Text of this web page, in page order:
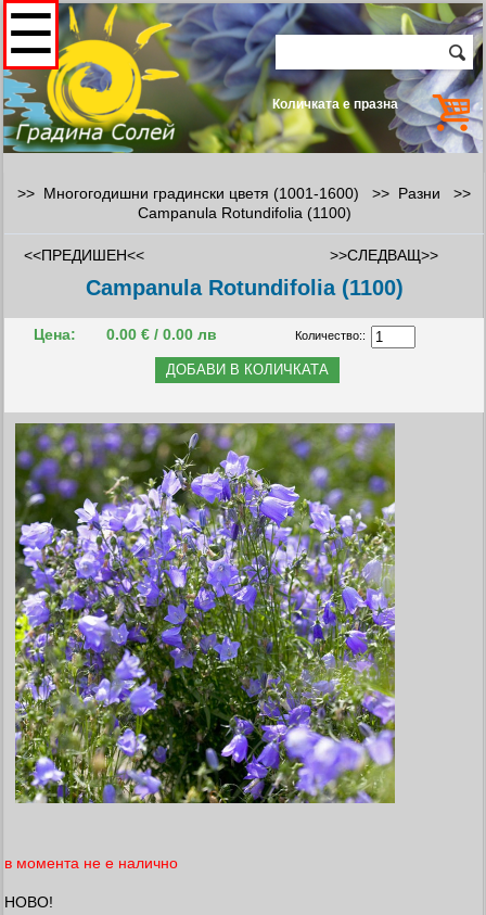
Количката е празна
☰
>> Многогодишни градински цветя (1001-1600) >> Разни >>
Campanula Rotundifolia (1100)
<<ПРЕДИШЕН<< >>СЛЕДВАЩ>>
Campanula Rotundifolia (1100)
Цена: 0.00 € / 0.00 лв Количество::
в момента не е налично
НОВО!